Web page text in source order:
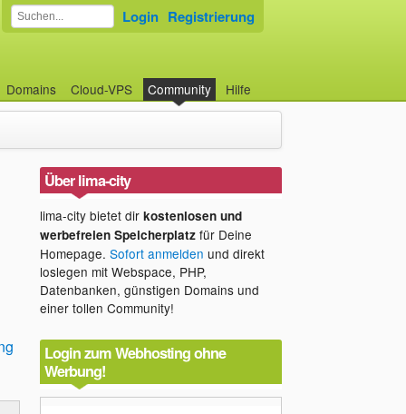
Domains Cloud-VPS Community Hilfe
Login Registrierung
Über lima-city
lima-city bietet dir kostenlosen und
werbefreien Speicherplatzfür Deine
Homepage. Sofort anmelden und direkt
loslegen mit Webspace, PHP,
Datenbanken, günstigen Domains und
einer tollen Community!
Login zum Webhosting ohne
Werbung!